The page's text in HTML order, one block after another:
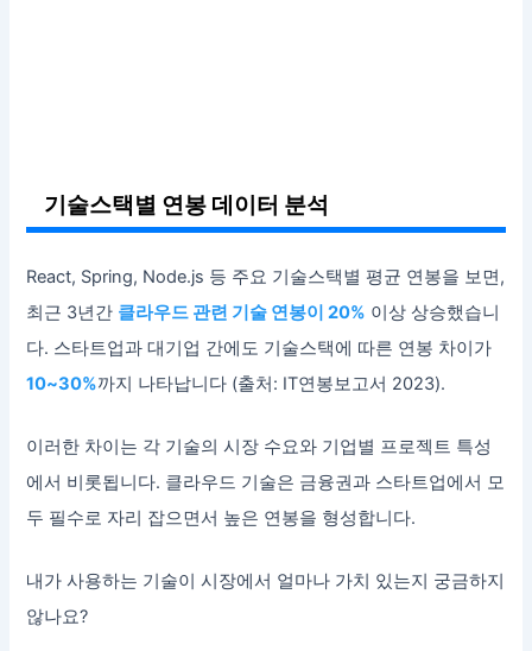
기술스택별 연봉 데이터 분석
React, Spring, Node.js 등 주요 기술스택별 평균 연봉을 보면,
최근 3년간 클라우드 관련 기술 연봉이 20% 이상 상승했습니
다. 스타트업과 대기업 간에도 기술스택에 따른 연봉 차이가
10~30%까지 나타납니다 (출처: IT연봉보고서 2023).
이러한 차이는 각 기술의 시장 수요와 기업별 프로젝트 특성
에서 비롯됩니다. 클라우드 기술은 금융권과 스타트업에서 모
두 필수로 자리 잡으면서 높은 연봉을 형성합니다.
내가 사용하는 기술이 시장에서 얼마나 가치 있는지 궁금하지
않나요?